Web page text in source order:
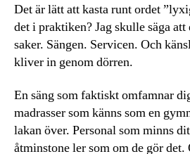
Det är lätt att kasta runt ordet
det i praktiken? Jag skulle säga
saker. Sängen. Servicen. Och
kliver in genom dörren.
En säng som faktiskt omfamnar
madrasser som känns som en
lakan över. Personal som minns
åtminstone ler som om de gör det.